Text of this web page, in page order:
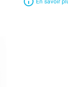
En savoir